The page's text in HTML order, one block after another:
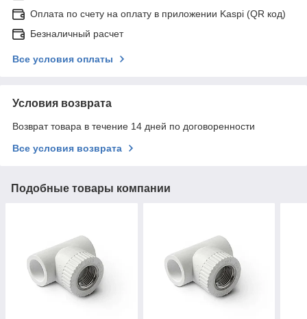
Оплата по счету на оплату в приложении Kaspi (QR код)
Безналичный расчет
Все условия оплаты
Условия возврата
Возврат товара в течение 14 дней по договоренности
Все условия возврата
Подобные товары компании